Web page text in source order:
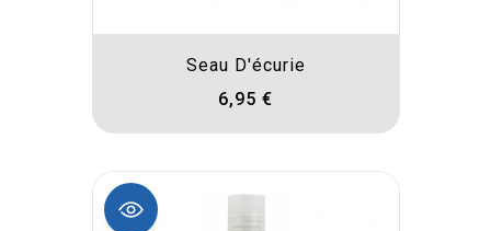
Seau D'écurie
6,95 €